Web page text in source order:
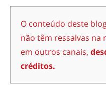
O conteúdo deste
não têm ressalvas
em outros canais,
créditos.